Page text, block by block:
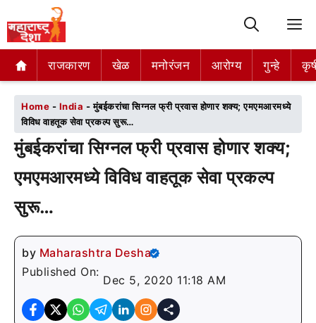
राजकारण खेळ मनोरंजन आरोग्य गुन्हे
राजकारण खेळ मनोरंजन आरोग्य गुन्हे
Home - India -मुंबईकरांचा सिग्नल फ्री प्रवास होणार शक्य; एमएमआरमध्ये
विविध वाहतूक सेवा प्रकल्प सुरू…
मुंबईकरांचा सिग्नल फ्री प्रवास होणार शक्य;
एमएमआरमध्ये विविध वाहतूक सेवा प्रकल्प
सुरू…
by Maharashtra Desha
Published On:
Dec 5, 2020 11:18 AM